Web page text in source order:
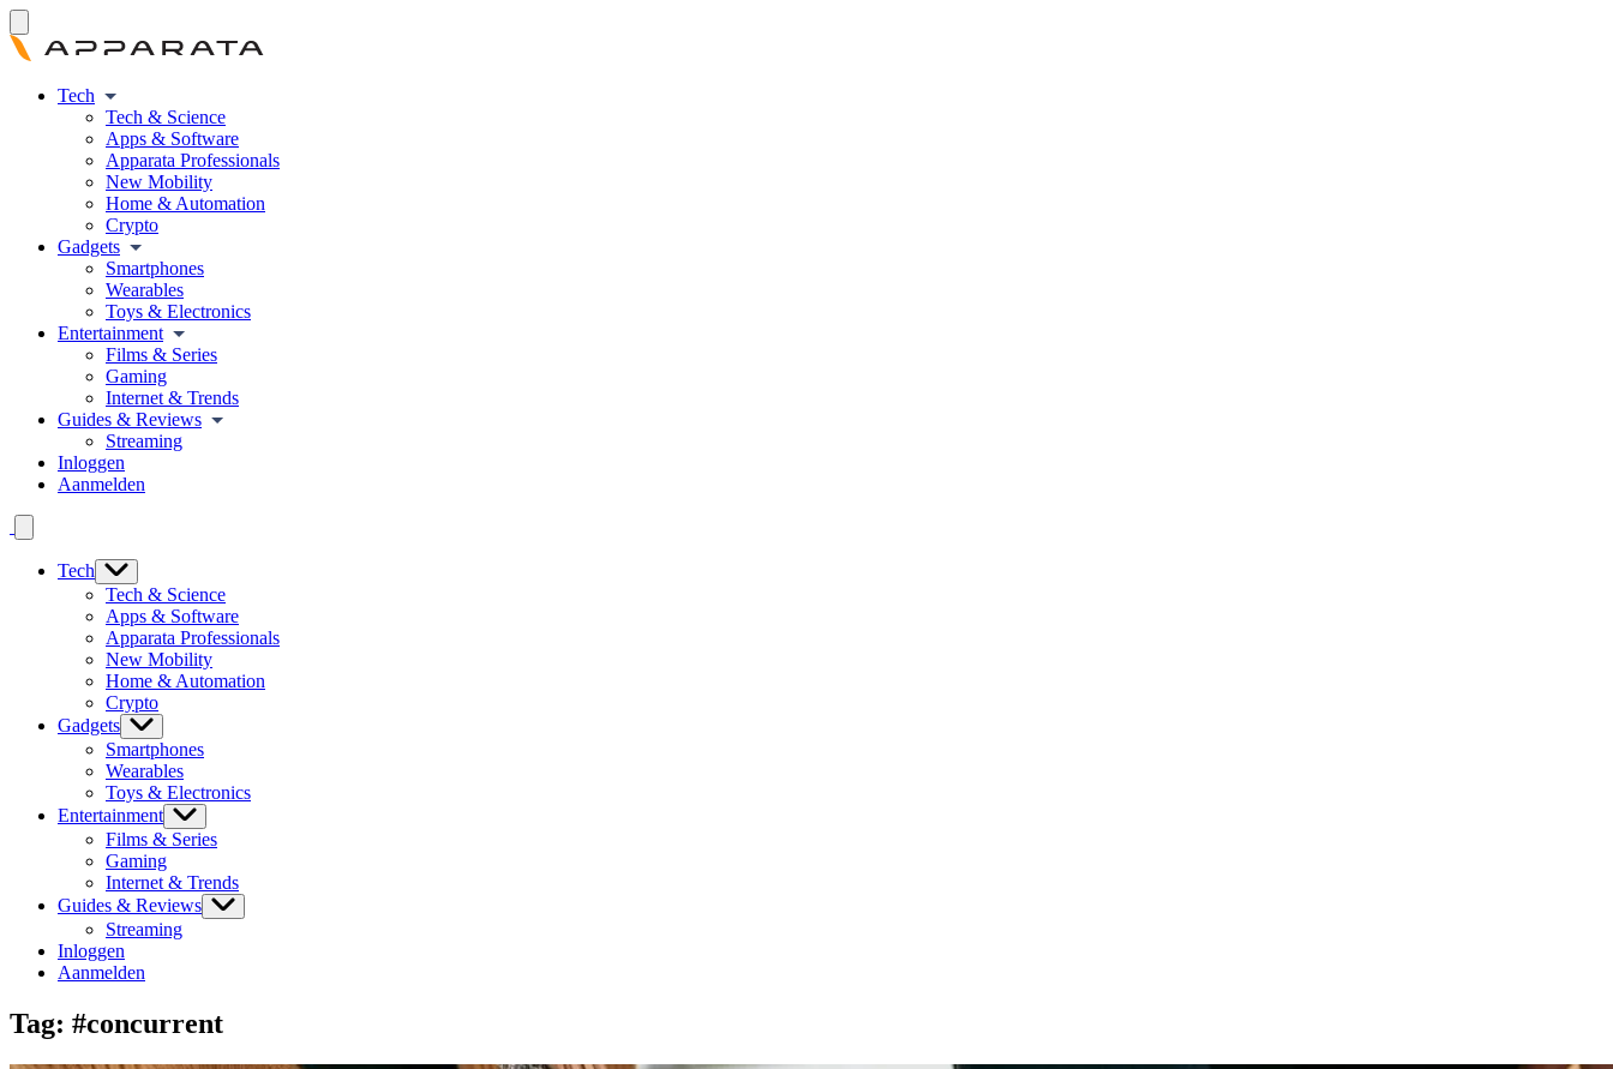
Tech
Tech & Science
Apps & Software
Apparata Professionals
New Mobility
Home & Automation
Crypto
Gadgets
Smartphones
Wearables
Toys & Electronics
Entertainment
Films & Series
Gaming
Internet & Trends
Guides & Reviews
Streaming
Inloggen
Aanmelden
Tech
Tech & Science
Apps & Software
Apparata Professionals
New Mobility
Home & Automation
Crypto
Gadgets
Smartphones
Wearables
Toys & Electronics
Entertainment
Films & Series
Gaming
Internet & Trends
Guides & Reviews
Streaming
Inloggen
Aanmelden
Tag: #concurrent